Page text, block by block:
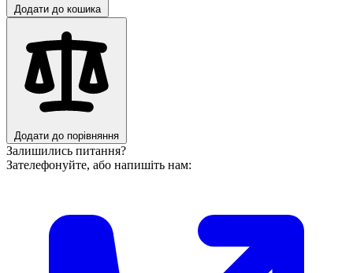
Додати до кошика
Додати до порівняння
Залишились питання?
Зателефонуйте, або напишіть нам: